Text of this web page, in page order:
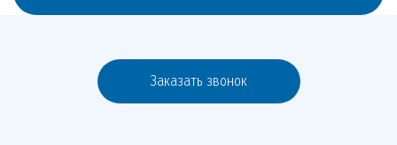
Заказать звонок